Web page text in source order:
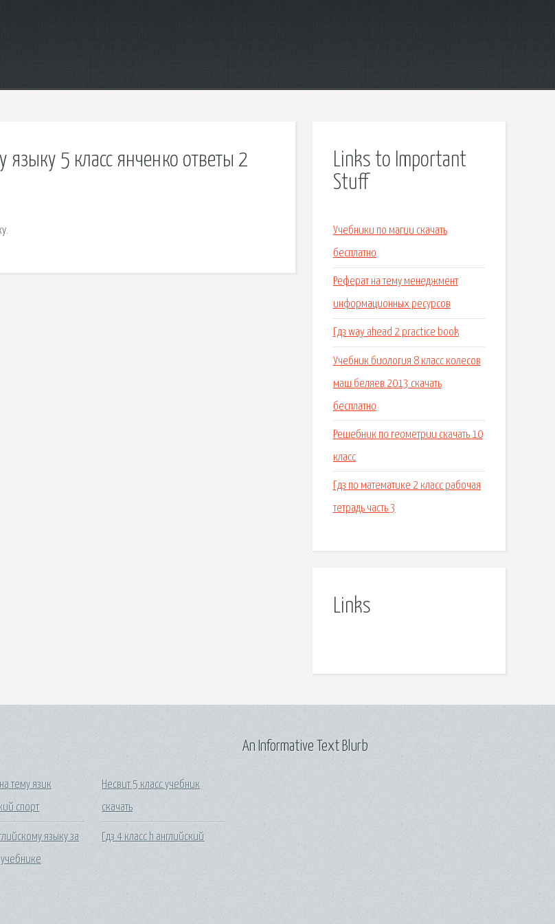
5 класс янченко ответы 2
Links to Important
Stuff
Учебники по магии скачать
бесплатно
Реферат на тему менеджмент
информационных ресурсов
Гдз way ahead 2 practice book
Учебник биология 8 класс колесов
маш беляев 2013 скачать
бесплатно
Решебник по геометрии скачать 10
класс
Гдз по математике 2 класс рабочая
тетрадь часть 3
Links
тему язик
спорт
языку за
учебнике
Несвит 5 класс учебник
скачать
Гдз 4 класс h английский
An Informative Text Blurb